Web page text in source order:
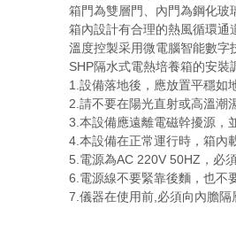
箱門為雙層門、內門為鋼化玻璃
箱內設計有合理的熱風循環通
溫度控製采用微電腦智能數字技
SHP隔水式電熱培養箱的安裝
1.設備落地後，應放置平穩如地
2.請不要在陽光直射或高溫潮濕
3.本設備應遠離電磁幹擾源，
4.本設備在正常運行時，箱內載
5.電源為AC 220V 50HZ，必須
6.電源線不要緊靠後麵，也不要
7.儀器在使用前,必須向內膽隔